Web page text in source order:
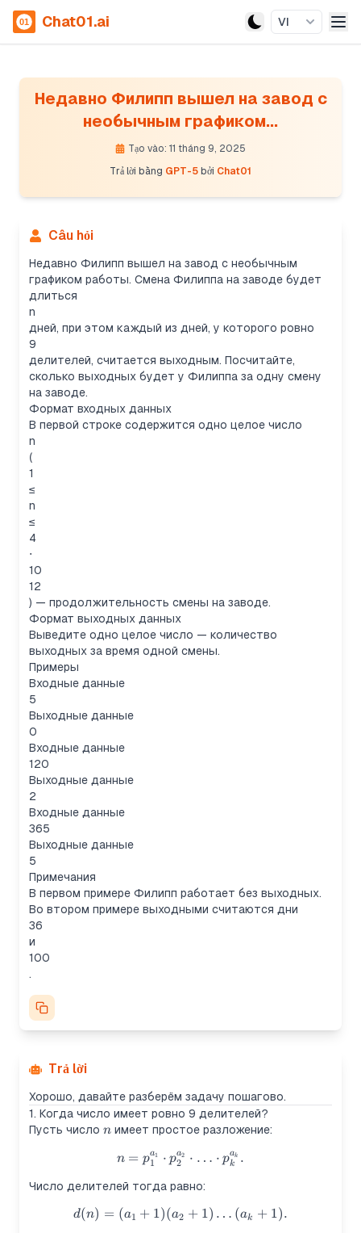
Chat01.ai VI
Недавно Филипп вышел на завод с
необычным графиком...
Tạo vào: 11 tháng 9, 2025
Trả lời bằng GPT-5 bởi Chat01
Câu hỏi
Недавно Филипп вышел на завод с необычным
графиком работы. Смена Филиппа на заводе будет
длиться
n
дней, при этом каждый из дней, у которого ровно
9
делителей, считается выходным. Посчитайте,
сколько выходных будет у Филиппа за одну смену
на заводе.
Формат входных данных
В первой строке содержится одно целое число
n
(
1
≤
n
≤
4
⋅
10
12
) — продолжительность смены на заводе.
Формат выходных данных
Выведите одно целое число — количество
выходных за время одной смены.
Примеры
Входные данные
5
Выходные данные
0
Входные данные
120
Выходные данные
2
Входные данные
365
Выходные данные
5
Примечания
В первом примере Филипп работает без выходных.
Во втором примере выходными считаются дни
36
и
100
.
Trả lời
Хорошо, давайте разберём задачу пошагово.
1. Когда число имеет ровно 9 делителей?
Пусть число n
n имеет простое разложение:
n = p_1^{a_1} \cdot
n = p1
a1 ⋅ p2
a2 ⋅ … ⋅ pk
ak .
Число делителей тогда равно:
d(n) = (a_1 + 1)(a_2 +
d(n) = (a1 + 1)(a2 + 1) … (ak + 1).